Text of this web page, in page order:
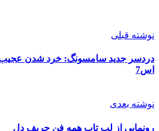
نوشته قبلی
دردسر جدید سامسونگ: خرد شدن
اس7
نوشته بعدی
رونمایی از لپ تاپ همه فن حریف دل